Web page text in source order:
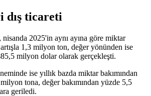
dış ticareti
2025'in aynı ayına göre miktar
1,3 milyon ton, değer yönünden ise
milyon dolar olarak gerçekleşti.
ise yıllık bazda miktar bakımından
tona, değer bakımından yüzde 5,5
geriledi.